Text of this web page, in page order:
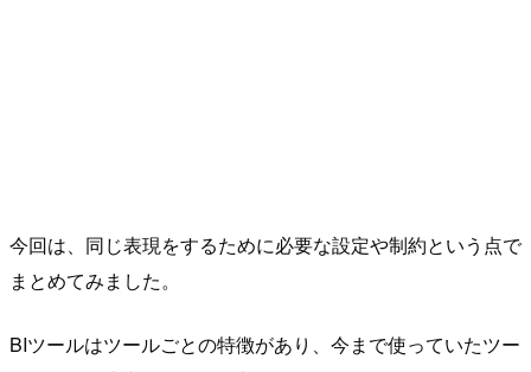
今回は、同じ表現をするために必要な設定や制約という点で
まとめてみました。
BIツールはツールごとの特徴があり、今まで使っていたツー